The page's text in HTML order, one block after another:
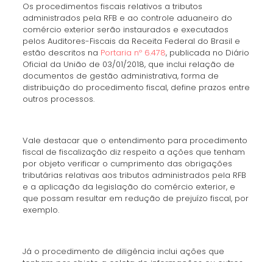
Os procedimentos fiscais relativos a tributos
administrados pela RFB e ao controle aduaneiro do
comércio exterior serão instaurados e executados
pelos Auditores-Fiscais da Receita Federal do Brasil e
estão descritos na Portaria nº 6.478, publicada no Diário
Oficial da União de 03/01/2018, que inclui relação de
documentos de gestão administrativa, forma de
distribuição do procedimento fiscal, define prazos entre
outros processos.
Vale destacar que o entendimento para procedimento
fiscal de fiscalização diz respeito a ações que tenham
por objeto verificar o cumprimento das obrigações
tributárias relativas aos tributos administrados pela RFB
e a aplicação da legislação do comércio exterior, e
que possam resultar em redução de prejuízo fiscal, por
exemplo.
Já o procedimento de diligência inclui ações que